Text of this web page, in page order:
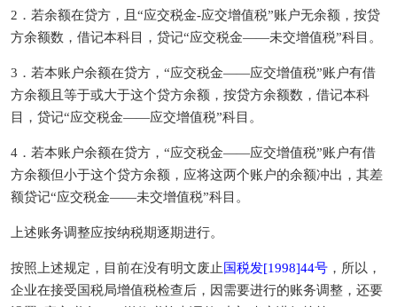
2．若余额在贷方，且“应交税金-应交增值税”账户无余额，按贷
方余额数，借记本科目，贷记“应交税金——未交增值税”科目。
3．若本账户余额在贷方，“应交税金——应交增值税”账户有借
方余额且等于或大于这个贷方余额，按贷方余额数，借记本科
目，贷记“应交税金——应交增值税”科目。
4．若本账户余额在贷方，“应交税金——应交增值税”账户有借
方余额但小于这个贷方余额，应将这两个账户的余额冲出，其差
额贷记“应交税金——未交增值税”科目。
上述账务调整应按纳税期逐期进行。
按照上述规定，目前在没有明文废止 国税发[1998]44号，所以，
企业在接受国税局增值税检查后，因需要进行的账务调整，还要